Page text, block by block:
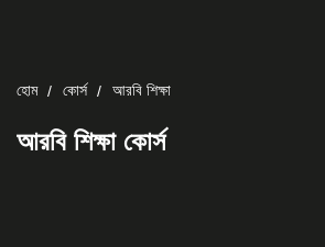
হোম কোর্স আরবি শিক্ষা
আরবি শিক্ষা কোর্স